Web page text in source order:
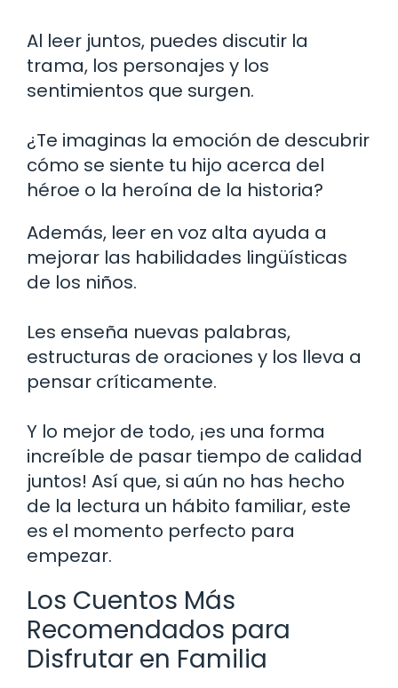
Al leer juntos, puedes discutir la
trama, los personajes y los
sentimientos que surgen.
¿Te imaginas la emoción de descubrir
cómo se siente tu hijo acerca del
héroe o la heroína de la historia?
Además, leer en voz alta ayuda a
mejorar las habilidades lingüísticas
de los niños.
Les enseña nuevas palabras,
estructuras de oraciones y los lleva a
pensar críticamente.
Y lo mejor de todo, ¡es una forma
increíble de pasar tiempo de calidad
juntos! Así que, si aún no has hecho
de la lectura un hábito familiar, este
es el momento perfecto para
empezar.
Los Cuentos Más
Recomendados para
Disfrutar en Familia